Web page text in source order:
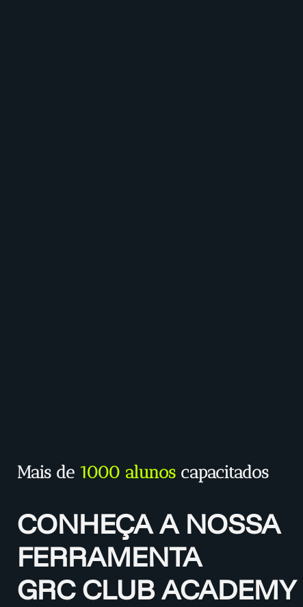
Mais de 1000 alunos capacitados
CONHEÇA A NOSSA
FERRAMENTA
GRC CLUB ACADEMY